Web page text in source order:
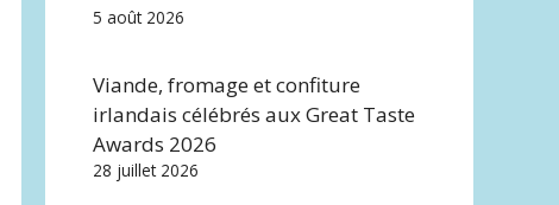
5 août 2026
Viande, fromage et confiture
irlandais célébrés aux Great Taste
Awards 2026
28 juillet 2026